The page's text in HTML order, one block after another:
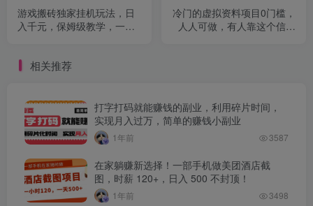
游戏搬砖独家挂机玩法，日
入千元，保姆级教学，一天
冷门的虚拟资料项目0门槛，
人人可做，有人靠这个信息
相关推荐
打字打码就能赚钱的副业，利用碎片时间，
实现月入过万，简单的赚钱小副业
1年前 3587
在家躺赚新选择！一部手机做美团酒店截
图，时薪 120+，日入 500 不封顶！
1年前 3498